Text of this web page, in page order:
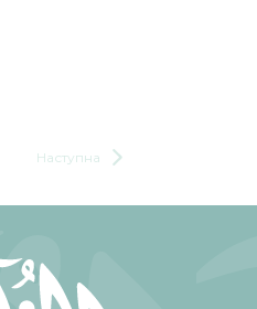
Наступна